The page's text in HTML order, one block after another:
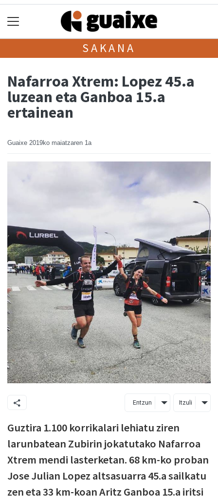
SAKANA
Nafarroa Xtrem: Lopez 45.a
luzean eta Ganboa 15.a
ertainean
Guaixe 2019ko maiatzaren 1a
Entzun Itzuli
Guztira 1.100 korrikalari lehiatu ziren
larunbatean Zubirin jokatutako Nafarroa
Xtrem mendi lasterketan. 68 km-ko proban
Jose Julian Lopez altsasuarra 45.a sailkatu
zen eta 33 km-koan Aritz Ganboa 15.a iritsi